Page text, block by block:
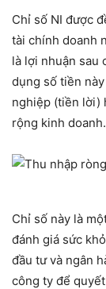
Chỉ số NI được
tài chính doanh
là lợi nhuận sau
dụng số tiền
nghiệp (tiền lời)
rộng kinh doanh.
Chỉ số này là
đánh giá sức
đầu tư và ngân
công ty để